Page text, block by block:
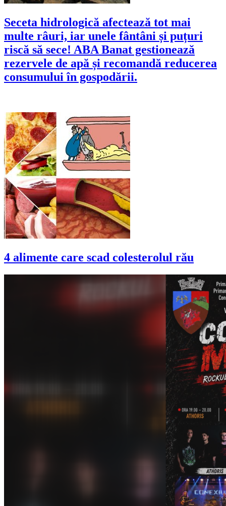
Seceta hidrologică afectează tot mai
multe râuri, iar unele fântâni și puțuri
riscă să sece! ABA Banat gestionează
rezervele de apă și recomandă reducerea
consumului în gospodării.
4 alimente care scad colesterolul rău